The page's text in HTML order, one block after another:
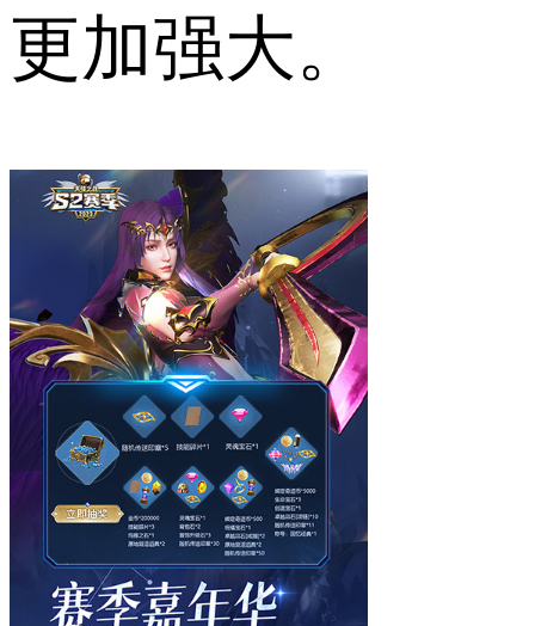
更加强大。